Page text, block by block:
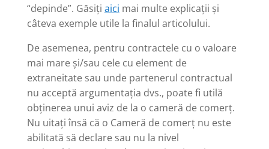
“depinde”. Găsiți aici mai multe explicații și
câteva exemple utile la finalul articolului.
De asemenea, pentru contractele cu o valoare
mai mare și/sau cele cu element de
extraneitate sau unde partenerul contractual
nu acceptă argumentația dvs., poate fi utilă
obținerea unui aviz de la o cameră de comerț.
Nu uitați însă că o Cameră de comerț nu este
abilitată să declare sau nu la nivel